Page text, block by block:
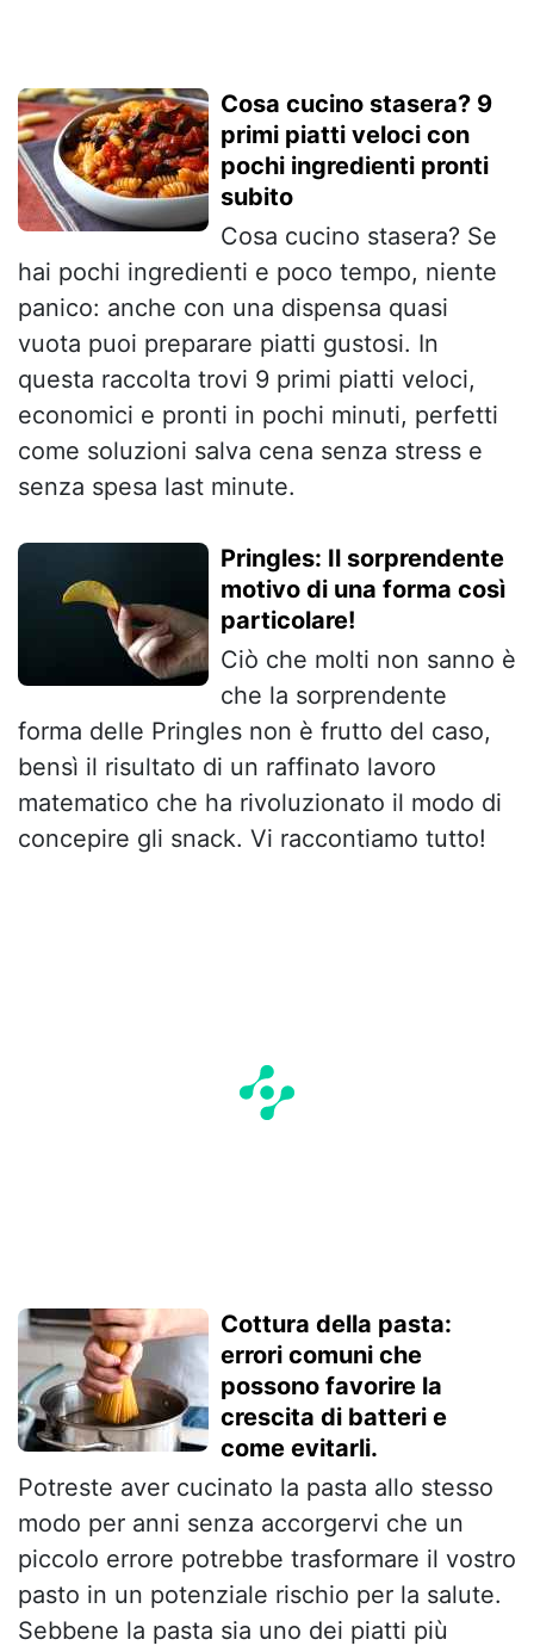
Cosa cucino stasera? 9
primi piatti veloci con
pochi ingredienti pronti
subito
Cosa cucino stasera? Se
hai pochi ingredienti e poco tempo, niente
panico: anche con una dispensa quasi
vuota puoi preparare piatti gustosi. In
questa raccolta trovi 9 primi piatti veloci,
economici e pronti in pochi minuti, perfetti
come soluzioni salva cena senza stress e
senza spesa last minute.
Pringles: Il sorprendente
motivo di una forma così
particolare!
Ciò che molti non sanno è
che la sorprendente
forma delle Pringles non è frutto del caso,
bensì il risultato di un raffinato lavoro
matematico che ha rivoluzionato il modo di
concepire gli snack. Vi raccontiamo tutto!
Cottura della pasta:
errori comuni che
possono favorire la
crescita di batteri e
come evitarli.
Potreste aver cucinato la pasta allo stesso
modo per anni senza accorgervi che un
piccolo errore potrebbe trasformare il vostro
pasto in un potenziale rischio per la salute.
Sebbene la pasta sia uno dei piatti più